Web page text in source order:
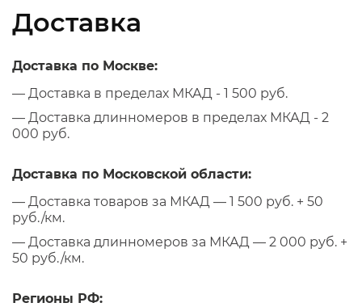
Доставка
Доставка по Москве:
— Доставка в пределах МКАД - 1 500 руб.
— Доставка длинномеров в пределах МКАД - 2
000 руб.
Доставка по Московской области:
— Доставка товаров за МКАД — 1 500 руб. + 50
руб./км.
— Доставка длинномеров за МКАД — 2 000 руб. +
50 руб./км.
Регионы РФ: